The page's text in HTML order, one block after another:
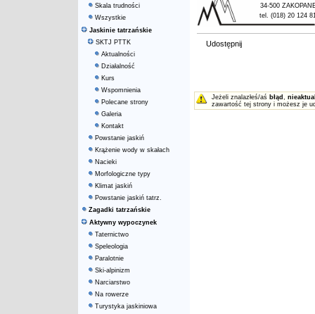
Skala trudności
Wszystkie
Jaskinie tatrzańskie
SKTJ PTTK
Aktualności
Działalność
Kurs
Wspomnienia
Polecane strony
Galeria
Kontakt
Powstanie jaskiń
Krążenie wody w skałach
Nacieki
Morfologiczne typy
Klimat jaskiń
Powstanie jaskiń tatrz.
Zagadki tatrzańskie
Aktywny wypoczynek
Taternictwo
Speleologia
Paralotnie
Ski-alpinizm
Narciarstwo
Na rowerze
Turystyka jaskiniowa
34-500
tel. (018) 20 124
Udostępnij
Jeżeli znalazłeś/aś błąd ,
zawartość tej strony i możesz je